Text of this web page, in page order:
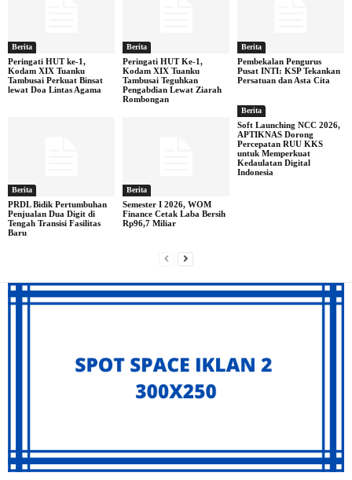
Berita
Peringati HUT ke-1,
Kodam XIX Tuanku
Tambusai Perkuat Binsat
lewat Doa Lintas Agama
Berita
Peringati HUT Ke-1,
Kodam XIX Tuanku
Tambusai Teguhkan
Pengabdian Lewat Ziarah
Rombongan
Berita
Pembekalan Pengurus
Pusat INTI: KSP Tekankan
Persatuan dan Asta Cita
Berita
PRDL Bidik Pertumbuhan
Penjualan Dua Digit di
Tengah Transisi Fasilitas
Baru
Berita
Semester I 2026, WOM
Finance Cetak Laba Bersih
Rp96,7 Miliar
Berita
Soft Launching NCC 2026,
APTIKNAS Dorong
Percepatan RUU KKS
untuk Memperkuat
Kedaulatan Digital
Indonesia